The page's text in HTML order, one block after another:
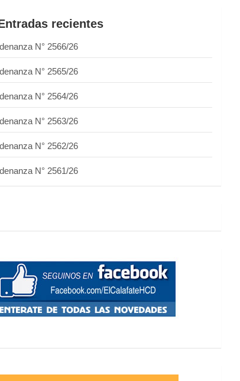
recientes
N° 2566/26
N° 2565/26
N° 2564/26
N° 2563/26
N° 2562/26
N° 2561/26